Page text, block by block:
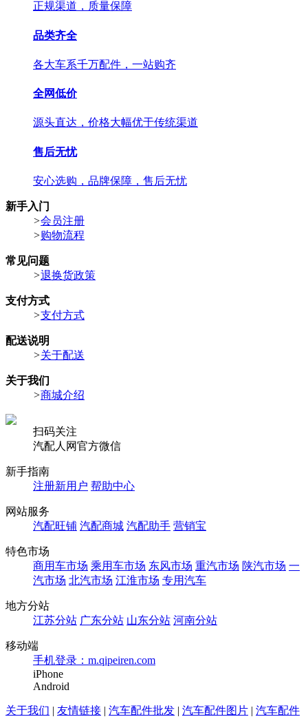
正规渠道，质量保障
品类齐全
各大车系千万配件，一站购齐
全网低价
源头直达，价格大幅优于传统渠道
售后无忧
安心选购，品牌保障，售后无忧
新手入门
>会员注册
>购物流程
常见问题
>退换货政策
支付方式
>支付方式
配送说明
>关于配送
关于我们
>商城介绍
扫码关注
汽配人网官方微信
新手指南
注册新用户 帮助中心
网站服务
汽配旺铺 汽配商城 汽配助手 营销宝
特色市场
商用车市场 乘用车市场 东风市场 重汽市场 陕汽市场 一
汽市场 北汽市场 江淮市场 专用汽车
地方分站
江苏分站 广东分站 山东分站 河南分站
移动端
手机登录：m.qipeiren.com
iPhone
Android
关于我们 | 友情链接 | 汽车配件批发 | 汽车配件图片 | 汽车配件